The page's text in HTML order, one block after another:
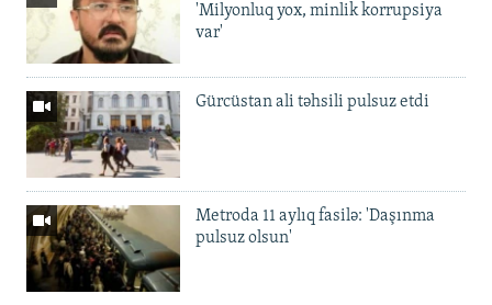
'Milyonluq yox, minlik korrupsiya
var'
Gürcüstan ali təhsili pulsuz etdi
Metroda 11 aylıq fasilə: 'Daşınma
pulsuz olsun'